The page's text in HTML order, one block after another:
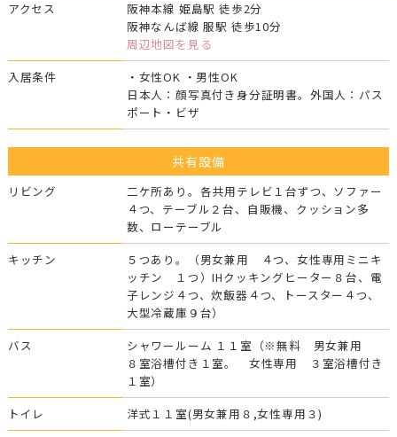
アクセス
阪神本線 姫島駅 徒歩2分
阪神なんば線 服駅 徒歩10分
周辺地図を見る
入居条件
・女性OK ・男性OK
日本人：顔写真付き身分証明書。外国人：パス
ポート・ビザ
共有設備
リビング
二ケ所あり。各共用テレビ１台ずつ、ソファー
４つ、テーブル２台、自販機、クッション多
数、ローテーブル
キッチン
５つあり。（男女兼用 ４つ、女性専用ミニキ
ッチン １つ）IHクッキングヒーター８台、電
子レンジ４つ、炊飯器４つ、トースター４つ、
大型冷蔵庫９台）
バス
シャワールーム １１室（※無料 男女兼用
８室浴槽付き１室。 女性専用 ３室浴槽付き
１室）
トイレ
洋式１１室(男女兼用８,女性専用３)